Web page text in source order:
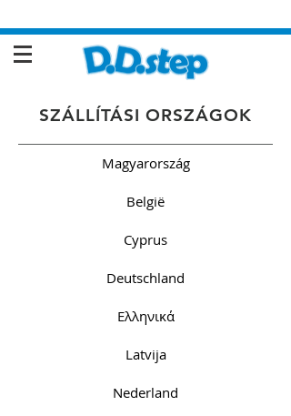
SZÁLLÍTÁSI ORSZÁGOK
Magyarország
België
Cyprus
Deutschland
Ελληνικά
Latvija
Nederland